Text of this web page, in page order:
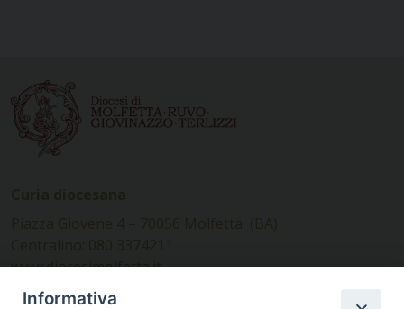
www.diocesimolfetta.it –
diocesimolfetta@pec.chiesacattolica.it
Informativa